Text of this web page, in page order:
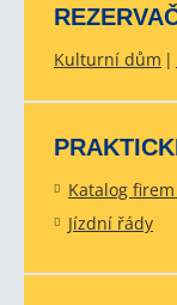
Kulturní dům
Katalog
Jízdní řády